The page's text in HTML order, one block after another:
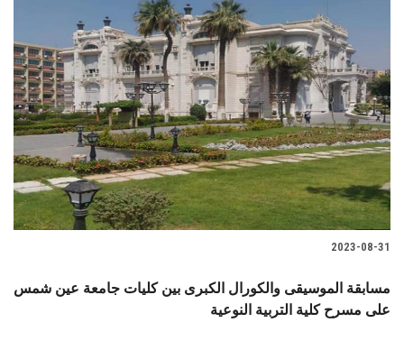
تواصل معنا
الطلاب
هيئة التدريس
الدراسات العليا
2023-08-31
مسابقة الموسيقى والكورال الكبرى بين كليات جامعة عين شمس
على مسرح كلية التربية النوعية